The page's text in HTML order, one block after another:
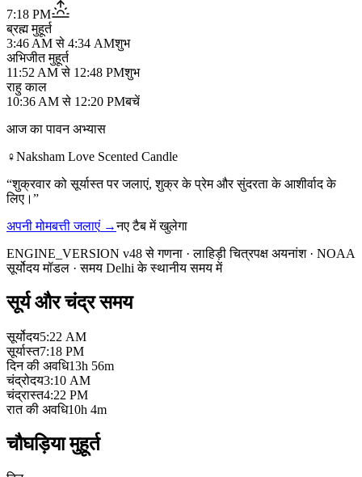
7:18 PM
ब्रह्म मुहूर्त
3:46 AM से 4:34 AMशुभ
अभिजीत मुहूर्त
11:52 AM से 12:48 PMशुभ
राहु काल
10:36 AM से 12:20 PMबचें
आज का पावन अभ्यास
♀Naksham Love Scented Candle
“शुक्रवार को सूर्यास्त पर जलाएं, शुक्र के प्रेम और सुंदरता के आशीर्वाद के
लिए। ”
अपनी मोमबत्ती जलाएं →नए टैब में खुलेगा
ENGINE_VERSION v48 से गणना ·लाहिड़ी चित्रपक्ष अयनांश· NOAA
सूर्योदय मॉडल ·समय Delhi के स्थानीय समय में
सूर्य और चंद्र समय
सूर्योदय5:22 AM
सूर्यास्त7:18 PM
दिन की अवधि13h 56m
चंद्रोदय3:10 AM
चंद्रास्त4:22 PM
रात की अवधि10h 4m
चौघड़िया मुहूर्त